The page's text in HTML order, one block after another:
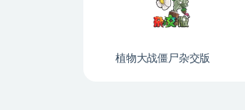
植物大战僵尸杂交版